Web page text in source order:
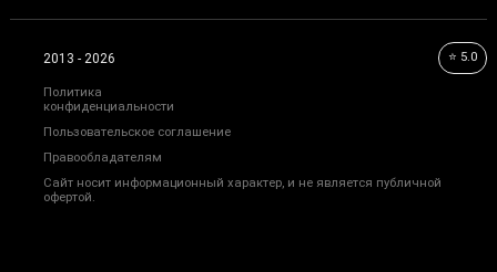
2013 - 2026 ⭐ 5.0
Политика
конфиденциальности
Пользовательское соглашение
Правообладателям
Сайт носит информационный характер, и не является публичной
офертой.